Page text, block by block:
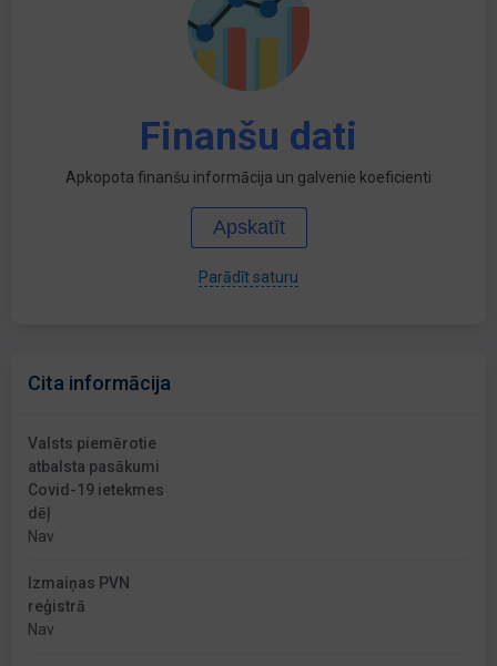
Finanšu dati
Apkopota finanšu informācija un galvenie koeficienti
Apskatīt
Parādīt saturu
Cita informācija
Valsts piemērotie
atbalsta pasākumi
Covid-19 ietekmes
dēļ
Nav
Izmaiņas PVN
reģistrā
Nav